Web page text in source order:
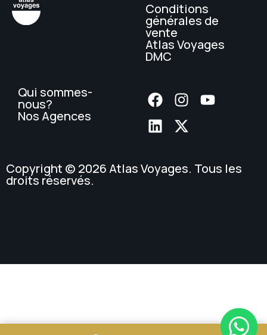
Conditions
générales de
vente
Atlas Voyages
DMC
Qui sommes-
nous?
Nos Agences
Copyright © 2026 Atlas Voyages. Tous les
droits réservés.